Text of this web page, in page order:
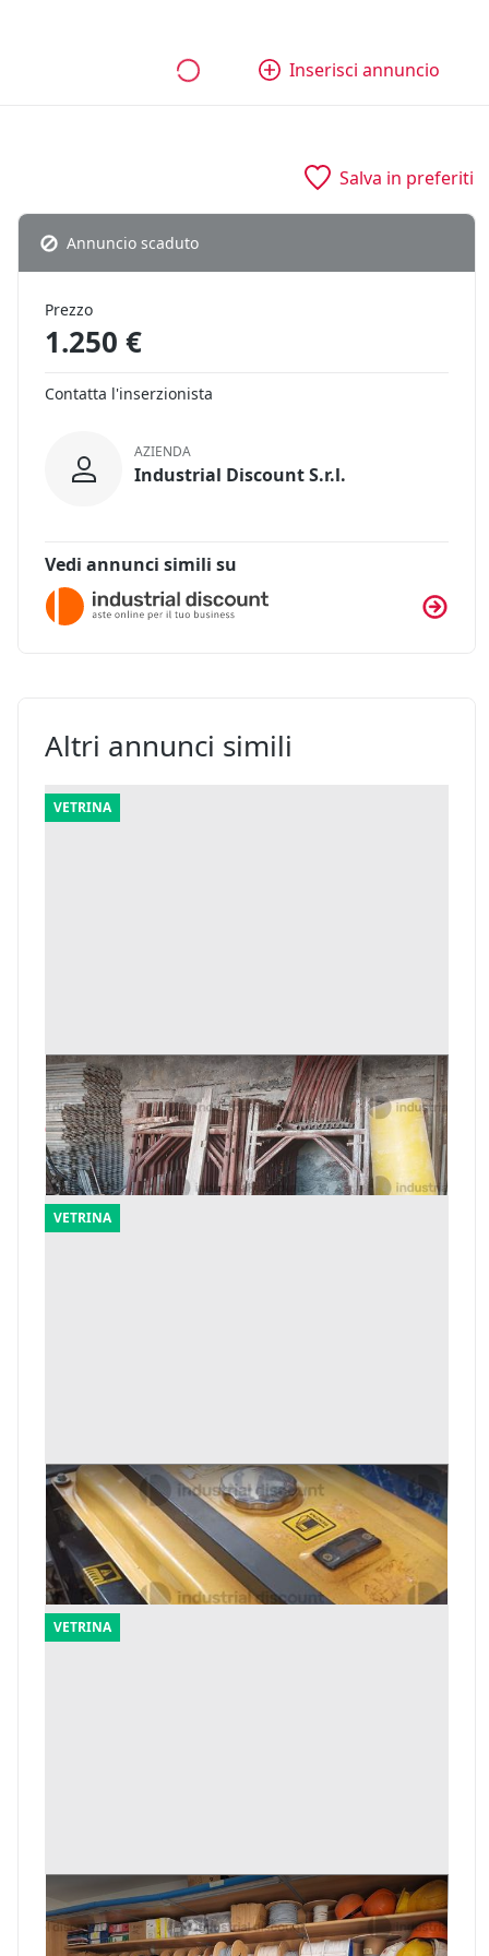
Inserisci annuncio
Salva in preferiti
Annuncio scaduto
Prezzo
1.250 €
Contatta l'inserzionista
AZIENDA
Industrial Discount S.r.l.
Vedi annunci simili su
Altri annunci simili
VETRINA
7#10133 Attrezzature da cantiere
Gela (Caltanissetta)
Offerta minima
6.015 €
VETRINA
3#10015 Attrezzature varie da cantiere
Caltanissetta (Caltanissetta)
Offerta minima
596 €
VETRINA
4#10015 Attrezzature varie da cantiere
Offerta minima
1.522 €